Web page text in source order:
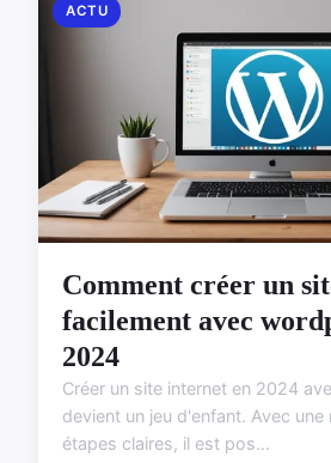
ACTU
Comment créer un
facilement avec
2024
Créer un site internet en 2024
devient un jeu d'enfant. Avec une
étapes claires, il est pos...